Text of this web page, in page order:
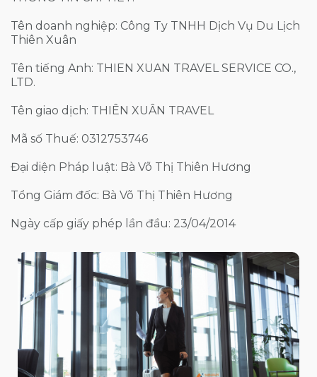
Tên doanh nghiệp: Công Ty TNHH Dịch Vụ Du Lịch
Thiên Xuân
Tên tiếng Anh: THIEN XUAN TRAVEL SERVICE CO.,
LTD.
Tên giao dịch: THIÊN XUÂN TRAVEL
Mã số Thuế: 0312753746
Đại diện Pháp luật: Bà Võ Thị Thiên Hương
Tổng Giám đốc: Bà Võ Thị Thiên Hương
Ngày cấp giấy phép lần đầu: 23/04/2014
Dịch vụ Đón tiễn VIP sân bay
Airport VIP Welcome-Goodbye Service
Hotline: +84 888 890 898